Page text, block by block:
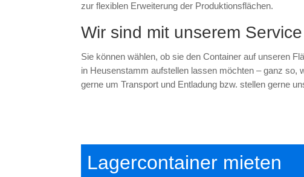
zur flexiblen Erweiterung der Produktionsflächen.
Wir sind mit unserem
Sie können wählen, ob sie den Container auf unseren
in Heusenstamm aufstellen lassen möchten – ganz
gerne um Transport und Entladung bzw. stellen gerne
Lagercontainer mieten